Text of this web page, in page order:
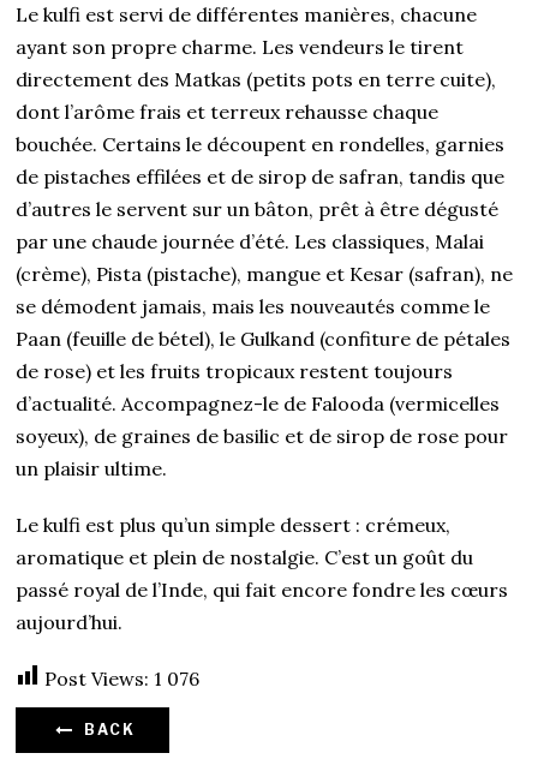
Le kulfi est servi de différentes manières, chacune
ayant son propre charme. Les vendeurs le tirent
directement des Matkas (petits pots en terre cuite),
dont l’arôme frais et terreux rehausse chaque
bouchée. Certains le découpent en rondelles, garnies
de pistaches effilées et de sirop de safran, tandis que
d’autres le servent sur un bâton, prêt à être dégusté
par une chaude journée d’été. Les classiques, Malai
(crème), Pista (pistache), mangue et Kesar (safran), ne
se démodent jamais, mais les nouveautés comme le
Paan (feuille de bétel), le Gulkand (confiture de pétales
de rose) et les fruits tropicaux restent toujours
d’actualité. Accompagnez-le de Falooda (vermicelles
soyeux), de graines de basilic et de sirop de rose pour
un plaisir ultime.
Le kulfi est plus qu’un simple dessert : crémeux,
aromatique et plein de nostalgie. C’est un goût du
passé royal de l’Inde, qui fait encore fondre les cœurs
aujourd’hui.
Post Views: 1 076
BACK